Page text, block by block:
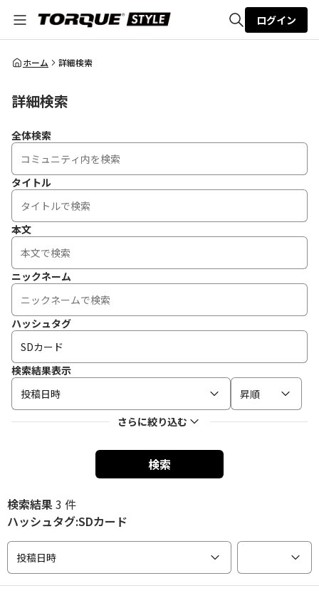
全体検索
ログイン
ホーム 詳細検索
詳細検索
全体検索
タイトル
本文
ニックネーム
ハッシュタグ
検索結果表示
投稿日時
昇順
さらに絞り込む
検索
検索結果3 件
ハッシュタグ:SDカード
投稿日時